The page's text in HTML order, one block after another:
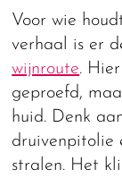
Voor wie
verhaal is er
wijnroute.
geproefd,
huid. Denk
druivenpitolie
stralen. Het